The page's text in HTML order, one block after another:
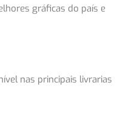
gráficas do país e
nas principais livrarias